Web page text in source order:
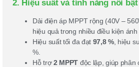
2. Hiệu suất và tính năng nổi bật
Dải điện áp MPPT rộng (40V –
hiệu quả trong nhiều điều kiện ánh
Hiệu suất tối đa đạt 97,8 %, hiệu
%.
Hỗ trợ2 MPPT độc lập, giúp phân